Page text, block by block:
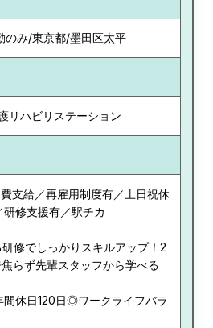
のみ/東京都/墨田区太平
リハビリステーション
支給／再雇用制度有／土日祝休
修支援有／駅チカ
修でしっかりスキルアップ！2
らず先輩スタッフから学べる
間休日120日◎ワークライフバラ